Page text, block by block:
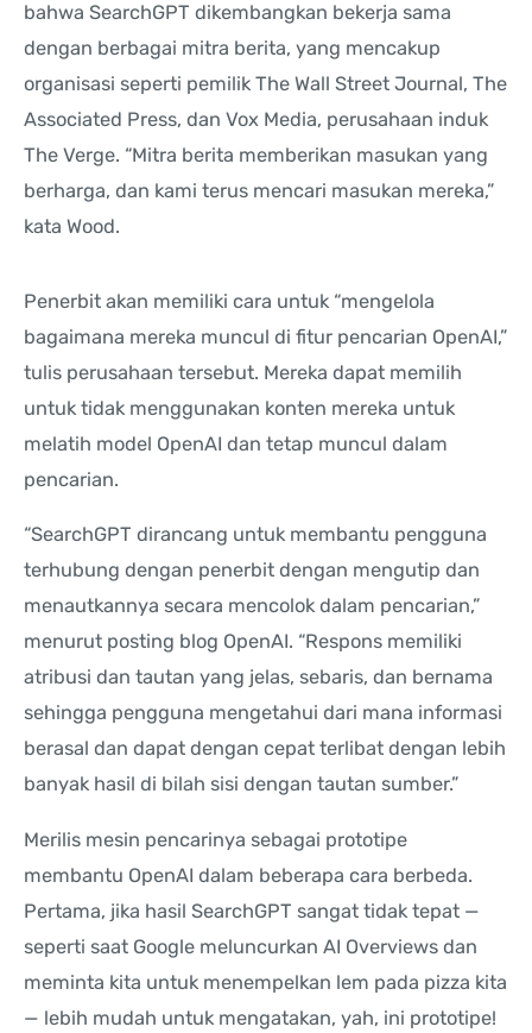
bahwa SearchGPT dikembangkan bekerja sama
dengan berbagai mitra berita, yang mencakup
organisasi seperti pemilik The Wall Street Journal, The
Associated Press, dan Vox Media, perusahaan induk
The Verge. “Mitra berita memberikan masukan yang
berharga, dan kami terus mencari masukan mereka,”
kata Wood.
Penerbit akan memiliki cara untuk “mengelola
bagaimana mereka muncul di fitur pencarian OpenAI,”
tulis perusahaan tersebut. Mereka dapat memilih
untuk tidak menggunakan konten mereka untuk
melatih model OpenAI dan tetap muncul dalam
pencarian.
“SearchGPT dirancang untuk membantu pengguna
terhubung dengan penerbit dengan mengutip dan
menautkannya secara mencolok dalam pencarian,”
menurut posting blog OpenAI. “Respons memiliki
atribusi dan tautan yang jelas, sebaris, dan bernama
sehingga pengguna mengetahui dari mana informasi
berasal dan dapat dengan cepat terlibat dengan lebih
banyak hasil di bilah sisi dengan tautan sumber.”
Merilis mesin pencarinya sebagai prototipe
membantu OpenAI dalam beberapa cara berbeda.
Pertama, jika hasil SearchGPT sangat tidak tepat —
seperti saat Google meluncurkan AI Overviews dan
meminta kita untuk menempelkan lem pada pizza kita
— lebih mudah untuk mengatakan, yah, ini prototipe!